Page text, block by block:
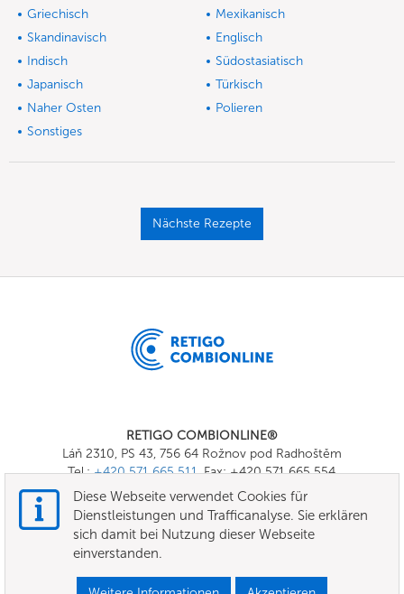
Griechisch
Mexikanisch
Skandinavisch
Englisch
Indisch
Südostasiatisch
Japanisch
Türkisch
Naher Osten
Polieren
Sonstiges
Nächste Rezepte
RETIGO COMBIONLINE®
Láň 2310, PS 43, 756 64 Rožnov pod Radhoštěm
Tel.:+420 571 665 511, Fax: +420 571 665 554
E-mail:info@combionline.com
Nutzungsbedingungen
Diese Webseite verwendet Cookies für
Dienstleistungen und Trafficanalyse. Sie erklären
sich damit bei Nutzung dieser Webseite
einverstanden.